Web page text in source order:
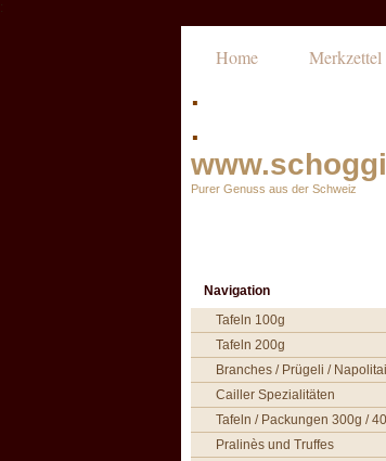
:
Home Merkzettel
.
.
Purer Genuss aus der Schweiz
Navigation
Tafeln 100g
Tafeln 200g
Branches / Prügeli /
Cailler Spezialitäten
Tafeln / Packungen 300g /
Pralinès und Truffes